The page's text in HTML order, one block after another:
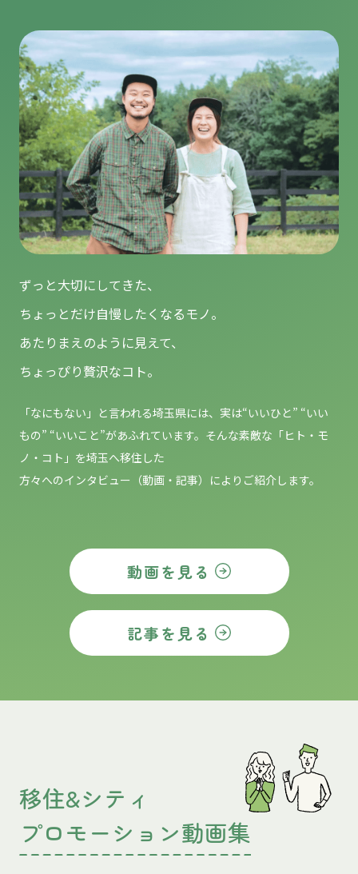
ずっと大切にしてきた、
ちょっとだけ自慢したくなるモノ。
あたりまえのように見えて、
ちょっぴり贅沢なコト。
「なにもない」と言われる埼玉県には、実は“いいひと” “いい
もの” “いいこと”があふれています。そんな素敵な「ヒト・モ
ノ・コト」を埼玉へ移住した
方々へのインタビュー（動画・記事）によりご紹介します。
動画を見る
記事を見る
移住&シティ
プロモーション動画集